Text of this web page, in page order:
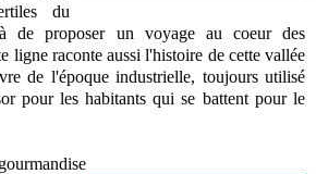
du
de proposer un voyage au coeur des
ligne raconte aussi l'histoire de cette vallée
de l'époque industrielle, toujours utilisé
pour les habitants qui se battent pour le